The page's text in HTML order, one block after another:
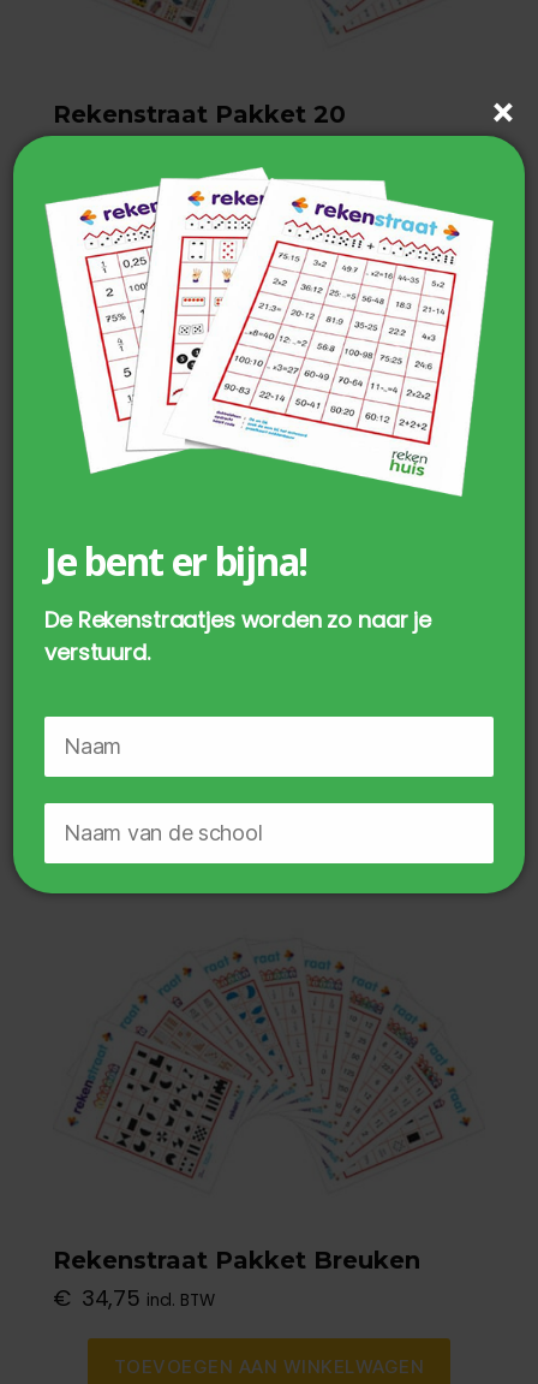
Rekenstraat Pakket 20
TOEVOEGEN AAN WINKELWAGEN
34,75
TOEVOEGEN AAN WINKELWAGEN
Rekenstraat Pakket Breuken
€ 34,75 incl. BTW
TOEVOEGEN AAN WINKELWAGEN
Je bent er bijna!
De Rekenstraatjes worden zo naar je
verstuurd.
Geen zorgen, je gegevens zijn veilig.
Door te downloaden ga je akkoord met
hetprivacy beleid .
Probeer het Rekenstraatjes-
proefpakket